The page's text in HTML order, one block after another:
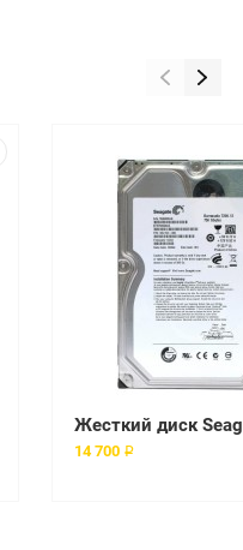
14 700 ₽